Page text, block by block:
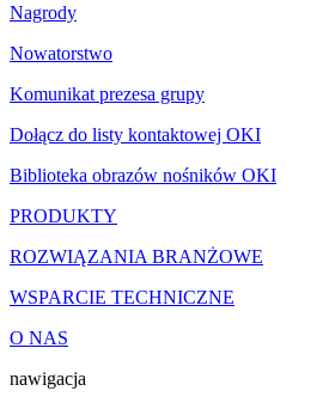
Nagrody
Nowatorstwo
Komunikat prezesa grupy
Dołącz do listy kontaktowej OKI
Biblioteka obrazów nośników OKI
PRODUKTY
ROZWIĄZANIA BRANŻOWE
WSPARCIE TECHNICZNE
O NAS
nawigacja